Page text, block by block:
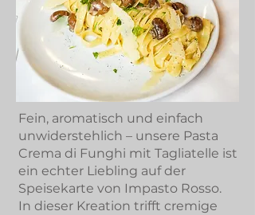
Fein, aromatisch und einfach
unwiderstehlich – unsere Pasta
Crema di Funghi mit Tagliatelle ist
ein echter Liebling auf der
Speisekarte von Impasto Rosso.
In dieser Kreation trifft cremige